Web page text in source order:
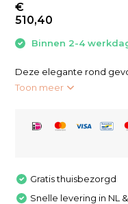
€
510,40
Binnen 2-4
Deze elegante rond
Toon meer
Gratis thuisbezorgd
Snelle levering in NL